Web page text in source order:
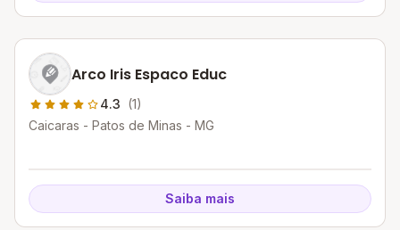
Arco Iris Espaco Educ
4.3 (1)
Caicaras - Patos de Minas - MG
Saiba mais